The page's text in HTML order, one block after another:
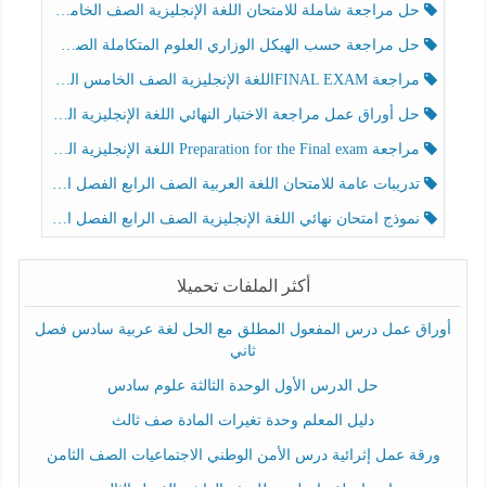
حل مراجعة شاملة للامتحان اللغة الإنجليزية الصف الخامس الفصل الثالث
حل مراجعة حسب الهيكل الوزاري العلوم المتكاملة الصف الخامس عام الفصل الثالث
مراجعة FINAL EXAMاللغة الإنجليزية الصف الخامس الفصل الثالث
حل أوراق عمل مراجعة الاختبار النهائي اللغة الإنجليزية الصف الرابع الفصل الثالث
مراجعة Preparation for the Final exam اللغة الإنجليزية الصف الرابع الفصل الثالث
تدريبات عامة للامتحان اللغة العربية الصف الرابع الفصل الثالث
نموذج امتحان نهائي اللغة الإنجليزية الصف الرابع الفصل الثالث
أكثر الملفات تحميلا
أوراق عمل درس المفعول المطلق مع الحل لغة عربية سادس فصل
ثاني
حل الدرس الأول الوحدة الثالثة علوم سادس
دليل المعلم وحدة تغيرات المادة صف ثالث
ورقة عمل إثرائية درس الأمن الوطني الاجتماعيات الصف الثامن